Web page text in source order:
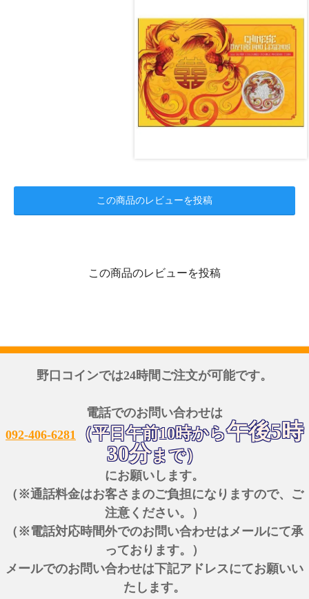
この商品のレビューを投稿
この商品のレビューを投稿
野口コインでは24時間ご注文が可能です。
電話でのお問い合わせは
092-406-6281
（平日午前10時から午後5時
30分まで）
にお願いします。
（※通話料金はお客さまのご負担になりますので、ご
注意ください。）
（※電話対応時間外でのお問い合わせはメールにて承
っております。）
メールでのお問い合わせは下記アドレスにてお願いい
たします。